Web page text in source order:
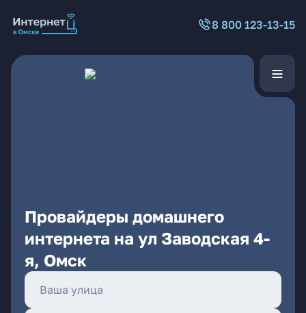
8 800 123-13-15
Провайдеры домашнего
интернета на ул Заводская 4-
я, Омск